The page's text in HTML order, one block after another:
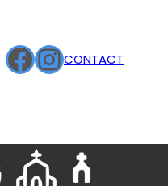
Facebook
Instagram
CONTACT